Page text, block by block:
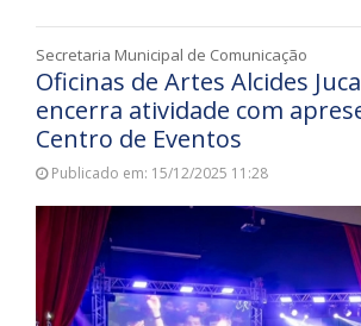
Secretaria Municipal de Comunicação
Oficinas de Artes Alcides
encerra atividade com
Centro de Eventos
Publicado em: 15/12/2025 11:28